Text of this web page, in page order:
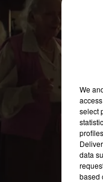
We
select
data
based